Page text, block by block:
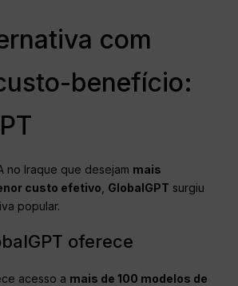
com
benefício:
no Iraque que desejam mais
custo efetivo, GlobalGPT surgiu
popular.
oferece
acesso a mais de 100 modelos de